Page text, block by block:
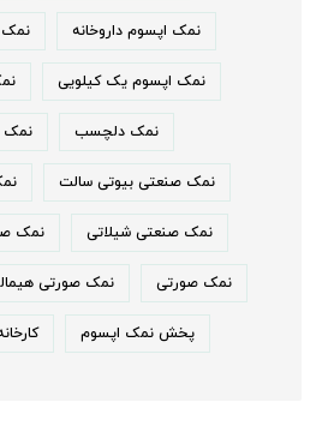
نمک اپسوم داروخانه نمک
نمک اپسوم یک کیلویی
نمک دلچسب نمک
نمک صنعتی بیوتی سالت
نمک صنعتی شیلاتی نمک
نمک صورتی نمک صورتی
پخش نمک اپسوم